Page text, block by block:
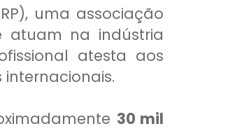
uma associação
atuam na indústria
atesta aos
30 mil